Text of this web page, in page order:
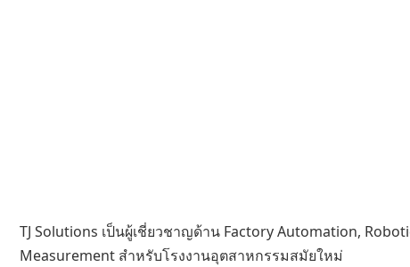
TJ Solutions เป็นผู้เชี่ยวชาญด้าน Factory Automation,
Measurement สำหรับโรงงานอุตสาหกรรมสมัยใหม่